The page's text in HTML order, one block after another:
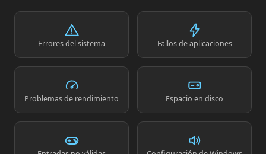
Errores del sistema Fallos de aplicaciones
Problemas de rendimiento Espacio en disco